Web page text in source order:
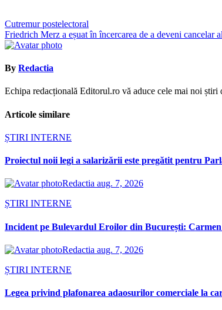
Navigare
în
Cutremur postelectoral
Friedrich Merz a eșuat în încercarea de a deveni cancelar
By Redactia
Echipa redacțională Editorul.ro vă aduce cele mai noi
Articole similare
ȘTIRI INTERNE
Proiectul noii legi a salarizării este pregătit pentru
Redactia aug. 7, 2026
ȘTIRI INTERNE
Incident pe Bulevardul Eroilor din București:
Redactia aug. 7, 2026
ȘTIRI INTERNE
Legea privind plafonarea adaosurilor comerciale la